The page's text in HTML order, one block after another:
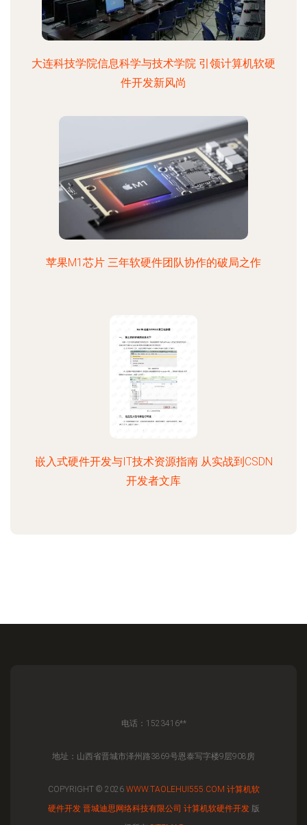
大连科技学院信息科学与技术学院 引领计算机软硬
件开发新风尚
苹果M1芯片 三年软硬件团队协作的破局之作
嵌入式硬件开发与IT技术资源指南 从实战到CSDN
开发者文库
电话：1523416**
地址：山西省晋城市泽州路3869号恩泰写字楼9层908房
COPYRIGHT © 2026 WWW.TAOLEHUI555.COM 计算机软
硬件开发 晋城迪思网络科技有限公司 计算机软硬件开发版